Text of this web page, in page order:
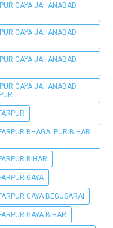
GAYA JAHANABAD
GAYA JAHANABAD
GAYA JAHANABAD
GAYA JAHANABAD
BHAGALPUR BIHAR
BIHAR
GAYA
GAYA BEGUSARAI
GAYA BIHAR